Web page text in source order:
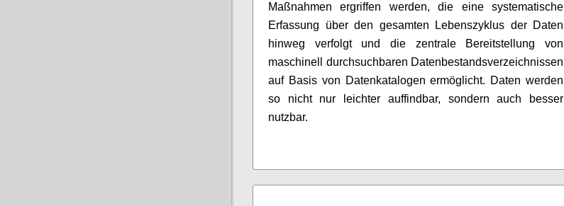
Maßnahmen ergriffen werden, die eine systematische
Erfassung über den gesamten Lebenszyklus der Daten
hinweg verfolgt und die zentrale Bereitstellung von
maschinell durchsuchbaren Datenbestandsverzeichnissen
auf Basis von Datenkatalogen ermöglicht. Daten werden
so nicht nur leichter auffindbar, sondern auch besser
nutzbar.